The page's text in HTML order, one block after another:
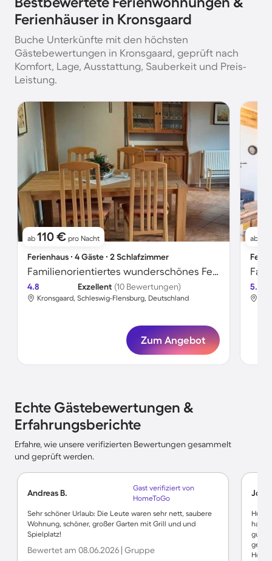
Ferienhäuser in Kronsgaard
Buche Unterkünfte mit den höchsten
Gästebewertungen in Kronsgaard, geprüft nach
Komfort, Lage, Ausstattung, Sauberkeit und Preis-
Leistung.
ab 110 € pro Nacht
Ferienhaus ∙ 4 Gäste ∙ 2 Schlafzimmer
Familienorientiertes wunderschönes Ferienhaus mit Grill, Garten und Terrasse | Panoramablick | Haustiere sind willkommen
4.8 Exzellent (10 Bewertungen)
Kronsgaard, Schleswig-Flensburg, Deutschland
Zum Angebot
ab
5.0
Echte Gästebewertungen &
Erfahrungsberichte
Erfahre, wie unsere verifizierten Bewertungen gesammelt
und geprüft werden.
Andreas B.
Gast verifiziert von
HomeToGo
Sehr schöner Urlaub: Die Leute waren sehr nett, saubere
Wohnung, schöner, großer Garten mit Grill und und
Spielplatz!
Bewertet am 08.06.2026 | Gruppe
gut